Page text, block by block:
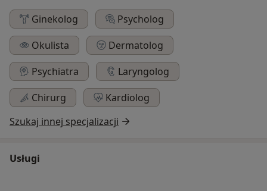
Ginekolog
Psycholog
Okulista
Dermatolog
Psychiatra
Laryngolog
Chirurg
Kardiolog
Szukaj innej specjalizacji
Usługi